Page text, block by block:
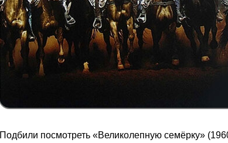
Подбили посмотреть «Великолепную семёрку»